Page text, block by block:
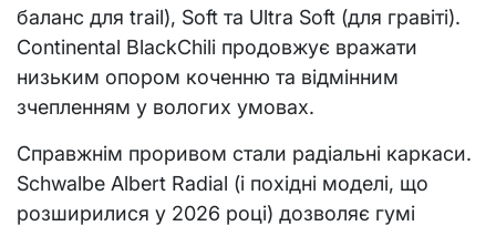
баланс для trail), Soft та Ultra Soft (для гравіті).
Continental BlackChili продовжує вражати
низьким опором коченню та відмінним
зчепленням у вологих умовах.
Справжнім проривом стали радіальні каркаси.
Schwalbe Albert Radial (і похідні моделі, що
розширилися у 2026 році) дозволяє гумі